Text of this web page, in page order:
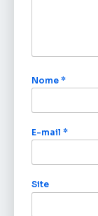
Nome *
E-mail *
Site